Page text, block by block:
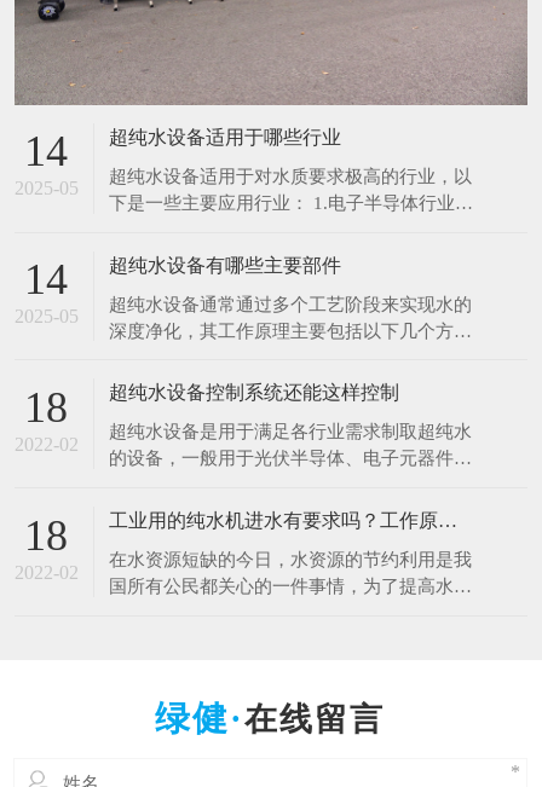
14
2025-05
超纯水设备适用于哪些行业
超纯水设备适用于对水质要求极高的行业，以
下是一些主要应用行业： 1.电子半导体行业：
于清洗硅片、光刻、蚀刻等工艺。例如，芯片
制造中，需要使用超纯水将硅片表面的杂质清
洗干净，以确保芯片的性能和良品率。哪怕是
极其微量的杂质，都可能导致芯片电路短路或
14
2025-05
超纯水设备有哪些主要部件
超纯水设备通常通过多个工艺阶段来实现水的
深度净化，其工作原理主要包括以下几个方
等设备，通过不同粒径的石英砂、无烟煤等介
质、悬浮物等，降低水的浊度，保护后续设备
免受颗粒物质的磨损和堵塞。 2.活性炭吸附：
18
2022-02
超纯水设备控制系统还能这样控制
超纯水设备是用于满足各行业需求制取超纯水
的设备，一般用于光伏半导体、电子元器件、
制系统是十分的重要，控制着整一套超纯水设
纯水设备控制系统采用全自动PLC人机界面控
制对水处理系统进行自动监测控制，可进行自
18
2022-02
工业用的纯水机进水有要求吗？工作原理什么？
在水资源短缺的今日，水资源的节约利用是我
国所有公民都关心的一件事情，为了提高水资
备根据进水的原水质以及出水的水质要求不一
在线留言